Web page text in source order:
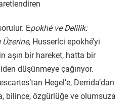
Epokhé ve Delilik:
Üzerine, Husserlci epokhé’yi
aşırı bir hareket, hatta bir
düşünmeye çağırıyor.
Hegel’e, Derrida’dan
bilince, özgürlüğe ve olumsuza